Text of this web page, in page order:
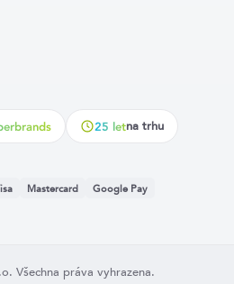
25 letna trhu
Mastercard
Google Pay
Všechna práva vyhrazena.